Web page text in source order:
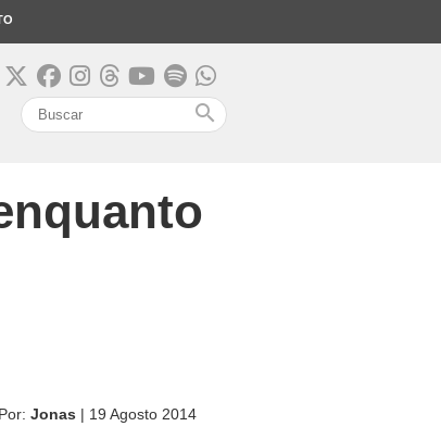
search
Por: Jonas | 19 Agosto 2014